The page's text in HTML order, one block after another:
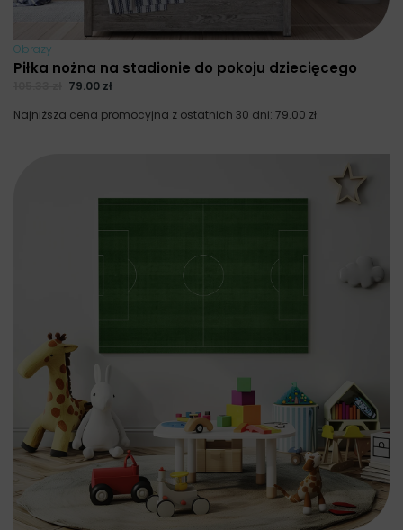
Obrazy
Piłka nożna na stadionie do pokoju dziecięcego
79.00 zł
Najniższa cena promocyjna z ostatnich 30 dni: 79.00 zł.